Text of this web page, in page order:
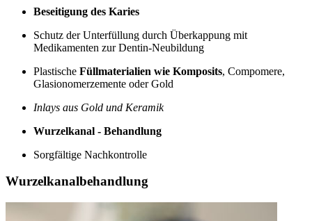
Beseitigung des Karies
Schutz der Unterfüllung durch Überkappung mit
Medikamenten zur Dentin-Neubildung
Plastische Füllmaterialien wie Komposits, Compomere,
Glasionomerzemente oder Gold
Inlays aus Gold und Keramik
Wurzelkanal - Behandlung
Sorgfältige Nachkontrolle
Wurzelkanalbehandlung